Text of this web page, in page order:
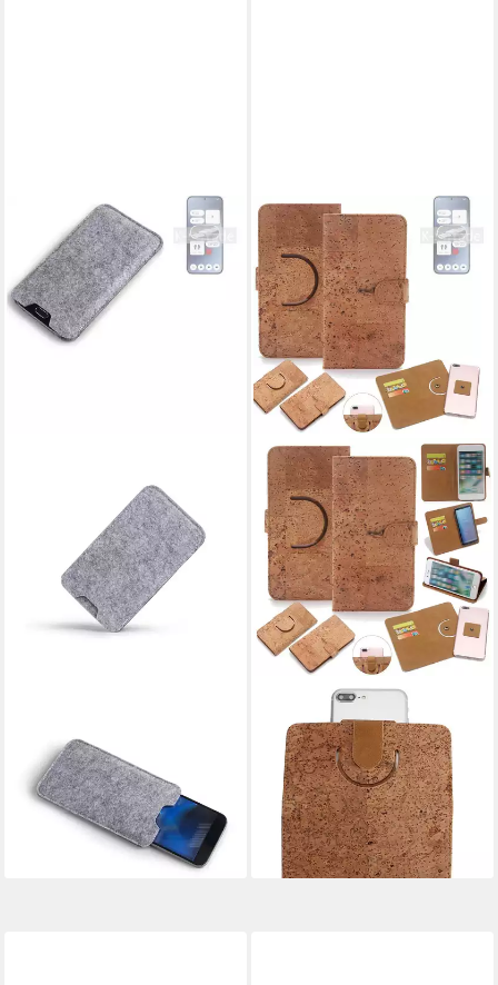
(2a), Filz Handyhülle
Schutzhülle Filztasche Filz
Tasche Case Sleeve
lieferbar - in 4-5 Werktagen bei dir
K-S-TRADE
Handyhülle für Nothing Phone
(2a), Handy Hülle Schutz Hülle
Handyhülle Schutzhülle
Korkhülle
21,99 €
lieferbar - in 4-5 Werktagen bei dir